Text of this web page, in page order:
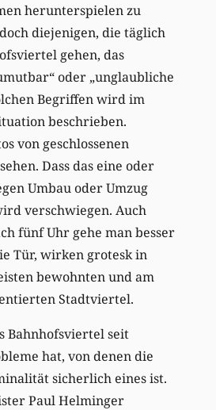
herunterspielen zu
diejenigen, die täglich
gehen, das
oder „unglaubliche
Begriffen wird im
beschrieben.
von geschlossenen
Dass das eine oder
Umbau oder Umzug
verschwiegen. Auch
fünf Uhr gehe man besser
Tür, wirken grotesk in
bewohnten und am
Stadtviertel.
Bahnhofsviertel seit
hat, von denen die
sicherlich eines ist.
Paul Helminger